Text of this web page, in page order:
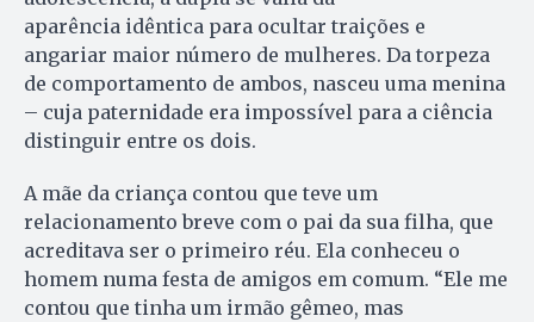
aparência idêntica para ocultar traições e
angariar maior número de mulheres. Da torpeza
de comportamento de ambos, nasceu uma menina
– cuja paternidade era impossível para a ciência
distinguir entre os dois.
A mãe da criança contou que teve um
relacionamento breve com o pai da sua filha, que
acreditava ser o primeiro réu. Ela conheceu o
homem numa festa de amigos em comum. “Ele me
contou que tinha um irmão gêmeo, mas